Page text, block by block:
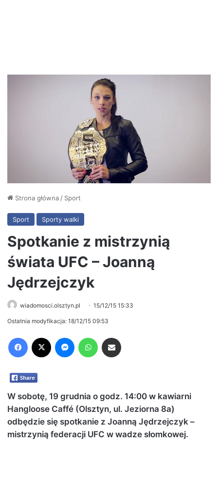
Strona główna / Sport
Sport Sporty walki
Spotkanie z mistrzynią
świata UFC – Joanną
Jędrzejczyk
wiadomosci.olsztyn.pl 15/12/15 15:33
Ostatnia modyfikacja: 18/12/15 09:53
W sobotę, 19 grudnia o godz. 14:00 w kawiarni
Hangloose Caffé (Olsztyn, ul. Jeziorna 8a)
odbędzie się spotkanie z Joanną Jędrzejczyk –
mistrzynią federacji UFC w wadze słomkowej.